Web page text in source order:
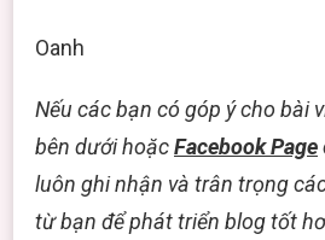
Oanh
Nếu các bạn có góp ý cho bài
bên dưới hoặcFacebook Page
luôn ghi nhận và trân trọng
từ bạn để phát triển blog tốt